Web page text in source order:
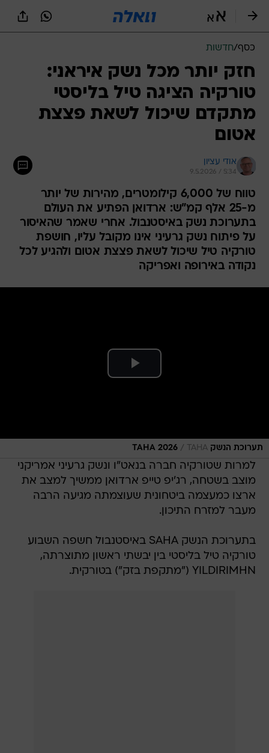
כסף/חדשות
חזק יותר מכל נשק איראני:
טורקיה הציגה טיל בליסטי
מתקדם שיכול לשאת פצצת
אטום
אודי עציון
9.5.2026 / 5:34
טווח של 6,000 קילומטרים, מהירות של יותר
מ-25 אלף קמ"ש: ארדואן הפתיע את העולם
בתערוכת נשק באיסטנבול. אחרי שאמר שהאיסור
על פיתוח נשק גרעיני אינו מקובל עליו, חושפת
טורקיה טיל שיכול לשאת פצצת אטום ולהגיע לכל
נקודה באירופה ואפריקה
תערוכת הנשק TAHA 2026 / TAHA
למרות שטורקיה חברה בנאט"ו ונשק גרעיני אמריקני
מוצב בשטחה, רג'יפ טייפ ארדואן ממשיך למצב את
ארצו כמעצמה ביטחונית שעוצמתה מגיעה הרבה
מעבר למזרח התיכון.
בתערוכת הנשק SAHA באיסטנבול חשפה השבוע
טורקיה טיל בליסטי בין יבשתי ראשון מתוצרתה,
YILDIRIMHN ("מתקפת בזק") בטורקית.